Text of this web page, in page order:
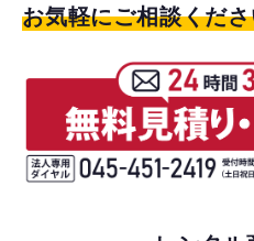
お気軽にご相談くだ